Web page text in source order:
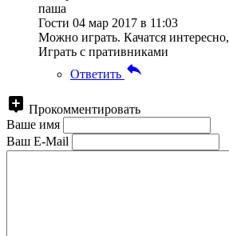
паша
Гости 04 мар 2017 в 11:03
Можно играть. Качатся интересно,
Играть с пративниками
Ответить
Прокомментировать
Ваше имя
Ваш E-Mail